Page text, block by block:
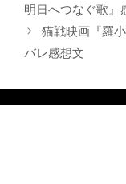
明日へつなぐ歌』
猫戦映画『羅
バレ感想文